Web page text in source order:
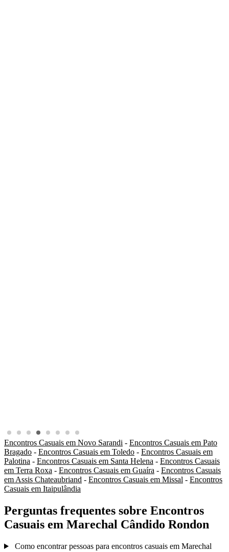
Encontros Casuais em Novo Sarandi - Encontros Casuais em Pato
Bragado - Encontros Casuais em Toledo - Encontros Casuais em
Palotina - Encontros Casuais em Santa Helena - Encontros Casuais
em Terra Roxa - Encontros Casuais em Guaíra - Encontros Casuais
em Assis Chateaubriand - Encontros Casuais em Missal - Encontros
Casuais em Itaipulândia
Perguntas frequentes sobre Encontros
Casuais em Marechal Cândido Rondon
Como encontrar pessoas para encontros casuais em Marechal